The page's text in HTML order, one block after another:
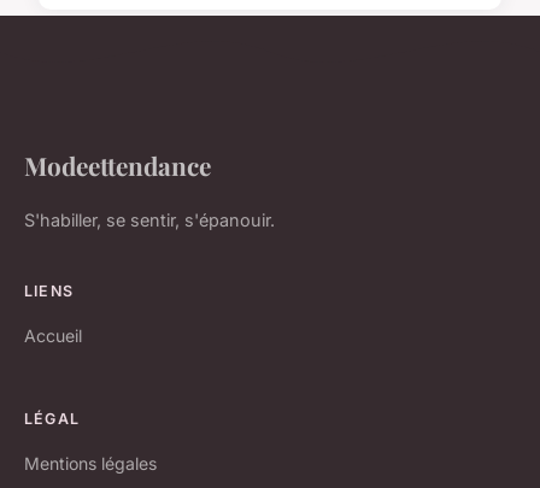
Modeettendance
S'habiller, se sentir, s'épanouir.
LIENS
Accueil
LÉGAL
Mentions légales